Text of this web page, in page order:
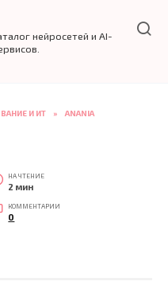
нейросетей и AI-
И ИТ » ANANIA
НА ЧТЕНИЕ
2 мин
КОММЕНТАРИИ
0